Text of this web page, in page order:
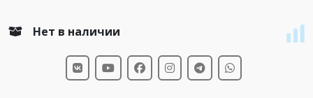
Нет в наличии